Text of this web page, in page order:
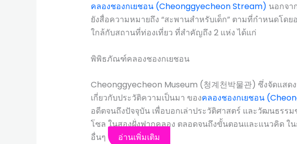
คลองชองกเยชอน (Cheonggyecheon Stream) นอกจา
ยังสื่อความหมายถึง “สะพานสำหรับเด็ก” ตามที่กำหนดโดย
ใกล้กับสถานที่ท่องเที่ยว ที่สำคัญถึง 2 แห่ง ได้แก่
พิพิธภัณฑ์คลองชองกเยชอน
Cheonggyecheon Museum (청계천박물관) ซึ่งจัดแสด
เกี่ยวกับประวัติความเป็นมา ของคลองชองกเยชอน
อดีตจนถึงปัจจุบัน เพื่อบอกเล่าประวัติศาสตร์ และวัฒนธรร
โซล ในสองฝั่งฟากคลอง ตลอดจนถึงขั้นตอนและแนวคิด ใ
อื่นๆ
อ่านเพิ่มเติม